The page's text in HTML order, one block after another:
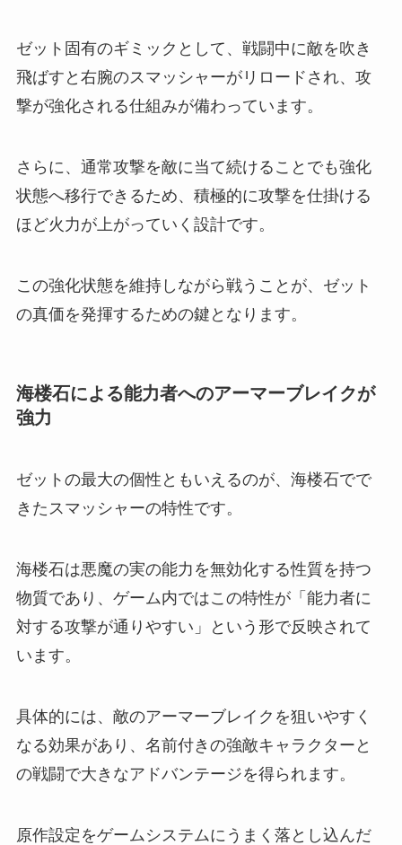
ゼット固有のギミックとして、戦闘中に敵を吹き
飛ばすと右腕のスマッシャーがリロードされ、攻
撃が強化される仕組みが備わっています。
さらに、通常攻撃を敵に当て続けることでも強化
状態へ移行できるため、積極的に攻撃を仕掛ける
ほど火力が上がっていく設計です。
この強化状態を維持しながら戦うことが、ゼット
の真価を発揮するための鍵となります。
海楼石による能力者へのアーマーブレイクが
強力
ゼットの最大の個性ともいえるのが、海楼石でで
きたスマッシャーの特性です。
海楼石は悪魔の実の能力を無効化する性質を持つ
物質であり、ゲーム内ではこの特性が「能力者に
対する攻撃が通りやすい」という形で反映されて
います。
具体的には、敵のアーマーブレイクを狙いやすく
なる効果があり、名前付きの強敵キャラクターと
の戦闘で大きなアドバンテージを得られます。
原作設定をゲームシステムにうまく落とし込んだ